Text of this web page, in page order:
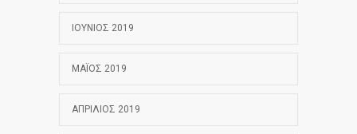
ΙΟΎΝΙΟΣ 2019
ΜΆΙΟΣ 2019
ΑΠΡΊΛΙΟΣ 2019